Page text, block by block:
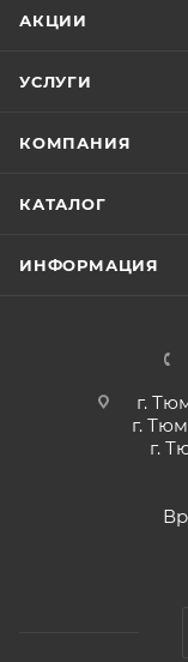
АКЦИИ
УСЛУГИ
КОМПАНИЯ
КАТАЛОГ
ИНФОРМАЦИЯ
г.
г.
г.